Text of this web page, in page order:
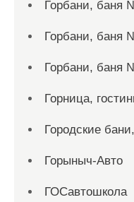
Горбани, баня
Горбани, баня
Горбани, баня
Горница,
Городские
Горыныч-Авто
ГОСавтошкола